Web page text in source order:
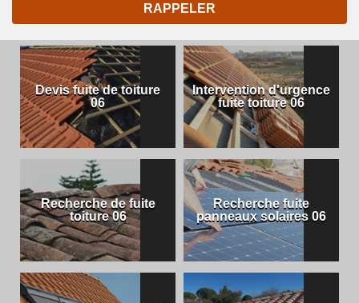
Devis fuite de toiture
06
Intervention d'urgence
fuite toiture 06
Recherche de fuite
toiture 06
Recherche fuite
panneaux solaires 06